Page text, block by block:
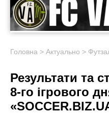
Головна > Актуально >
Результати та
8-го ігрового